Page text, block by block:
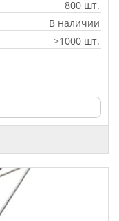
800 шт.
В наличии
>1000 шт.